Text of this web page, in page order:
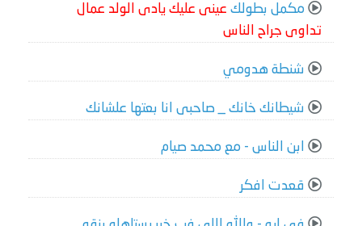
مكمل بطولك عينى عليك يادى الولد عمال
تداوى جراح الناس
شنطة هدومي
شيطانك خانك _ صاحبى انا بعتها علشانك
ابن الناس - مع محمد صيام
قعدت افكر